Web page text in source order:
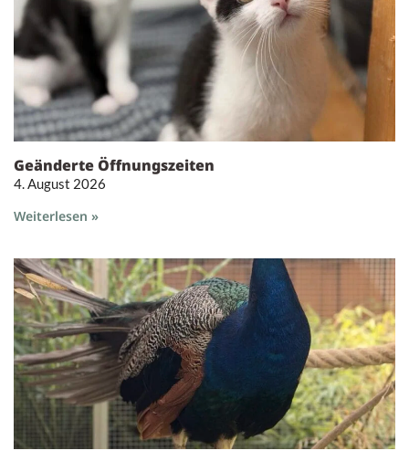
Geänderte Öffnungszeiten
4. August 2026
Weiterlesen »